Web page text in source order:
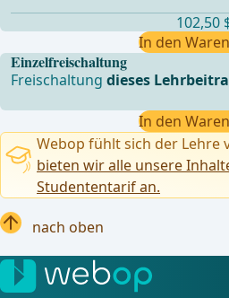
Einzelfreischaltung
Freischaltungdieses
In den
102,50
In den
Webop fühlt sich der Lehre
bieten wir alle unsere
Studententarif an.
nach oben